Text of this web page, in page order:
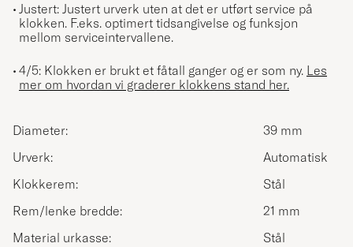
Justert: Justert urverk uten at det er utført service på
klokken. F.eks. optimert tidsangivelse og funksjon
mellom serviceintervallene.
4/5: Klokken er brukt et fåtall ganger og er som ny. Les
mer om hvordan vi graderer klokkens stand her.
Diameter:
39 mm
Urverk:
Automatisk
Klokkerem:
Stål
Rem/lenke bredde:
21 mm
Material urkasse:
Stål